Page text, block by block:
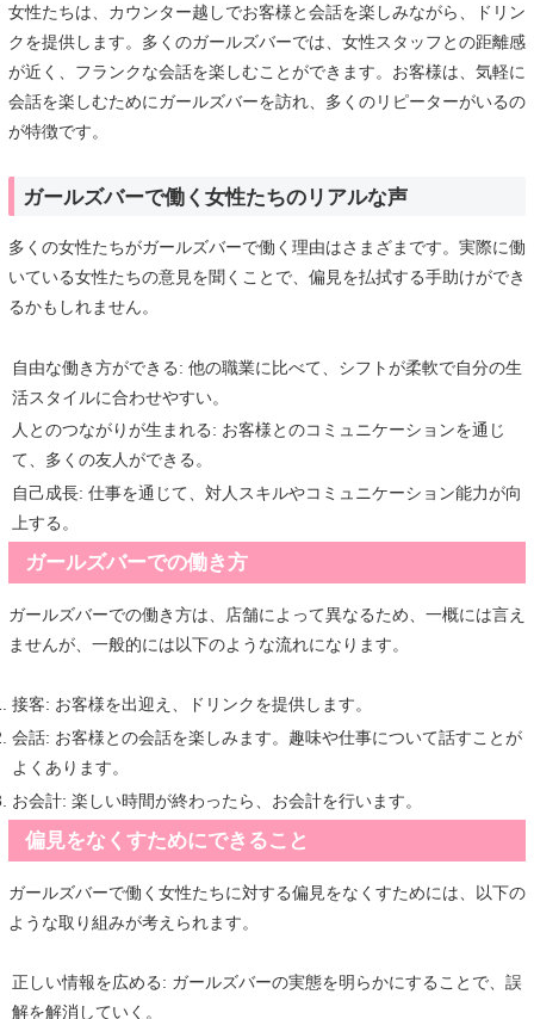
女性たちは、カウンター越しでお客様と会話を楽しみながら、ドリン
クを提供します。多くのガールズバーでは、女性スタッフとの距離感
が近く、フランクな会話を楽しむことができます。お客様は、気軽に
会話を楽しむためにガールズバーを訪れ、多くのリピーターがいるの
が特徴です。
ガールズバーで働く女性たちのリアルな声
多くの女性たちがガールズバーで働く理由はさまざまです。実際に働
いている女性たちの意見を聞くことで、偏見を払拭する手助けができ
るかもしれません。
自由な働き方ができる: 他の職業に比べて、シフトが柔軟で自分の生
活スタイルに合わせやすい。
人とのつながりが生まれる: お客様とのコミュニケーションを通じ
て、多くの友人ができる。
自己成長: 仕事を通じて、対人スキルやコミュニケーション能力が向
上する。
ガールズバーでの働き方
ガールズバーでの働き方は、店舗によって異なるため、一概には言え
ませんが、一般的には以下のような流れになります。
接客: お客様を出迎え、ドリンクを提供します。
会話: お客様との会話を楽しみます。趣味や仕事について話すことが
よくあります。
お会計: 楽しい時間が終わったら、お会計を行います。
偏見をなくすためにできること
ガールズバーで働く女性たちに対する偏見をなくすためには、以下の
ような取り組みが考えられます。
正しい情報を広める: ガールズバーの実態を明らかにすることで、誤
解を解消していく。